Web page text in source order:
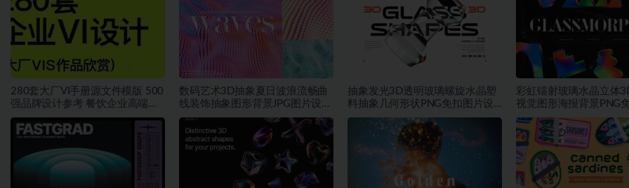
280套大厂VI手册源文件模版 500
强品牌设计参考 餐饮企业高端矢
量~1534期
数码艺术3D抽象夏日波浪流畅曲
线装饰抽象图形背景JPG图片设计
素材
抽象发光3D透明玻璃螺旋水晶塑
料抽象几何形状PNG免扣图片设
计素材
彩虹镭射玻璃水晶立体
视觉图形海报背景PNG
素材